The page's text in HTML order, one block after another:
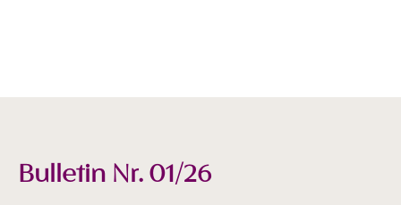
Bulletin Nr. 01/26